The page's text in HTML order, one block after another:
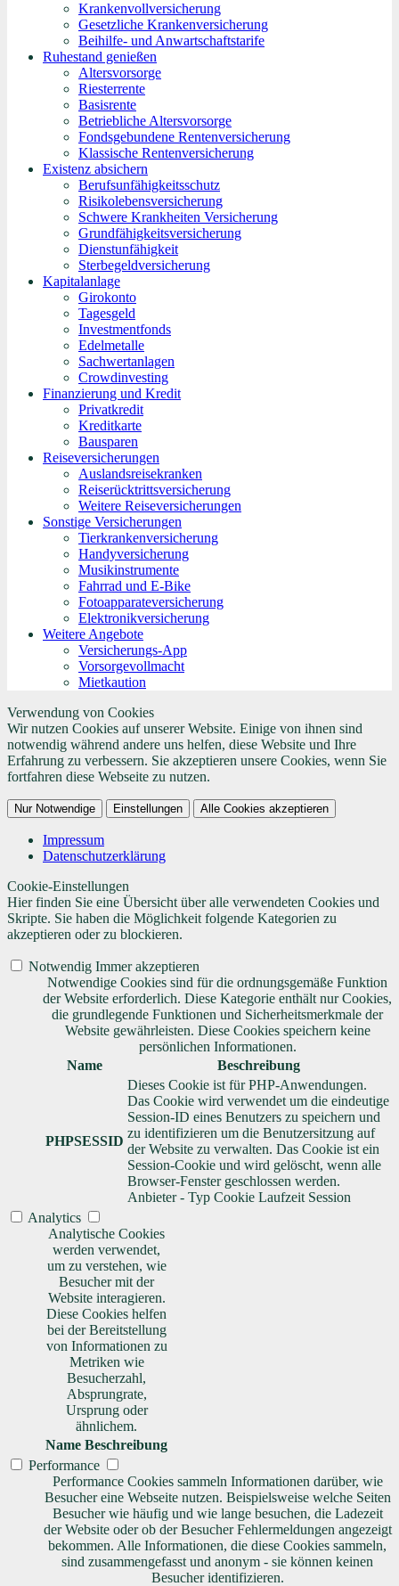
Krankenvollversicherung
Gesetzliche Krankenversicherung
Beihilfe- und Anwartschaftstarife
Ruhestand genießen
Altersvorsorge
Riesterrente
Basisrente
Betriebliche Altersvorsorge
Fondsgebundene Rentenversicherung
Klassische Rentenversicherung
Existenz absichern
Berufsunfähigkeitsschutz
Risikolebensversicherung
Schwere Krankheiten Versicherung
Grundfähigkeitsversicherung
Dienstunfähigkeit
Sterbegeldversicherung
Kapitalanlage
Girokonto
Tagesgeld
Investmentfonds
Edelmetalle
Sachwertanlagen
Crowdinvesting
Finanzierung und Kredit
Privatkredit
Kreditkarte
Bausparen
Reiseversicherungen
Auslandsreisekranken
Reiserücktrittsversicherung
Weitere Reiseversicherungen
Sonstige Versicherungen
Tierkrankenversicherung
Handyversicherung
Musikinstrumente
Fahrrad und E-Bike
Fotoapparateversicherung
Elektronikversicherung
Weitere Angebote
Versicherungs-App
Vorsorgevollmacht
Mietkaution
Verwendung von Cookies
Wir nutzen Cookies auf unserer Website. Einige von ihnen sind
notwendig während andere uns helfen, diese Website und Ihre
Erfahrung zu verbessern. Sie akzeptieren unsere Cookies, wenn Sie
fortfahren diese Webseite zu nutzen.
Nur Notwendige Einstellungen Alle Cookies akzeptieren
Impressum
Datenschutzerklärung
Cookie-Einstellungen
Hier finden Sie eine Übersicht über alle verwendeten Cookies und
Skripte. Sie haben die Möglichkeit folgende Kategorien zu
akzeptieren oder zu blockieren.
Notwendig Immer akzeptieren
Notwendige Cookies sind für die ordnungsgemäße Funktion
der Website erforderlich. Diese Kategorie enthält nur Cookies,
die grundlegende Funktionen und Sicherheitsmerkmale der
Website gewährleisten. Diese Cookies speichern keine
persönlichen Informationen.
Name
Beschreibung
PHPSESSID
Dieses Cookie ist für PHP-Anwendungen.
Das Cookie wird verwendet um die eindeutige
Session-ID eines Benutzers zu speichern und
zu identifizieren um die Benutzersitzung auf
der Website zu verwalten. Das Cookie ist ein
Session-Cookie und wird gelöscht, wenn alle
Browser-Fenster geschlossen werden.
Anbieter - Typ Cookie Laufzeit Session
Analytics
Analytische Cookies
werden verwendet,
um zu verstehen, wie
Besucher mit der
Website interagieren.
Diese Cookies helfen
bei der Bereitstellung
von Informationen zu
Metriken wie
Besucherzahl,
Absprungrate,
Ursprung oder
ähnlichem.
Name Beschreibung
Performance
Performance Cookies sammeln Informationen darüber, wie
Besucher eine Webseite nutzen. Beispielsweise welche Seiten
Besucher wie häufig und wie lange besuchen, die Ladezeit
der Website oder ob der Besucher Fehlermeldungen angezeigt
bekommen. Alle Informationen, die diese Cookies sammeln,
sind zusammengefasst und anonym - sie können keinen
Besucher identifizieren.